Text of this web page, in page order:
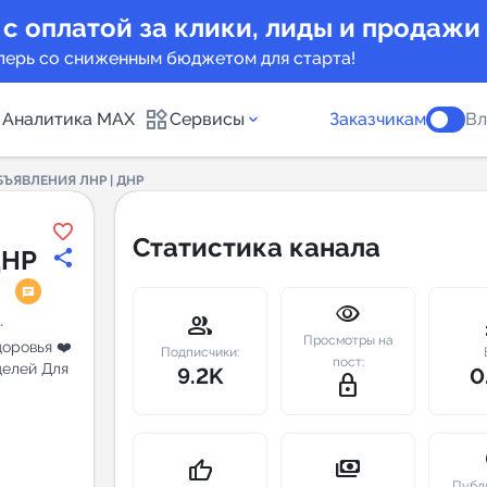
оплатой за клики, лиды и продажи
со сниженным бюджетом для старта!
Аналитика MAX Сервисы
Индекс
Telegram
New
Заказчикам
ЛНР | ДНР
❤️
Для
Статистика канала
group
Подписчики:
9.2K
visibility
Просмотры на
пост:
lock_outline
thumb_up payments